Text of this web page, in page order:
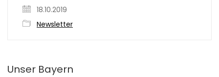
18.10.2019
Newsletter
Unser Bayern